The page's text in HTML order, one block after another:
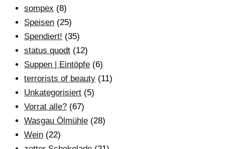
sompex (8)
Speisen (25)
Spendiert! (35)
status quodt (12)
Suppen | Eintöpfe (6)
terrorists of beauty (11)
Unkategorisiert (5)
Vorrat alle? (67)
Wasgau Ölmühle (28)
Wein (22)